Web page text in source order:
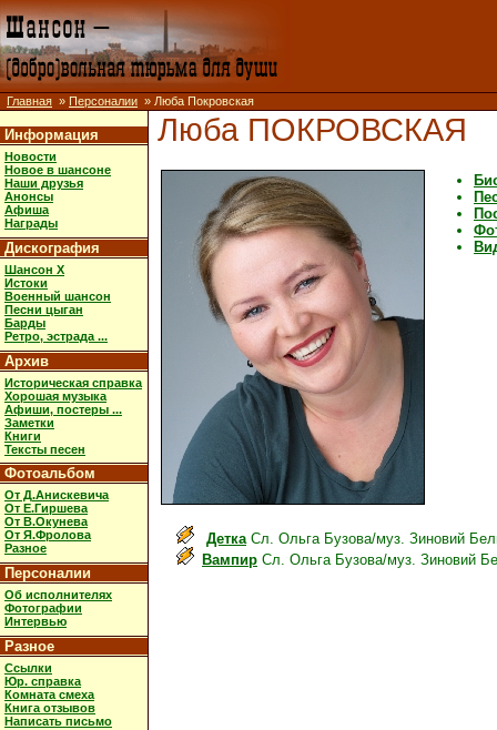
Главная » Персоналии » Люба Покровская
Информация
Новости
Новое в шансоне
Наши друзья
Анонсы
Афиша
Награды
Дискография
Шансон X
Истоки
Военный шансон
Песни цыган
Барды
Ретро, эстрада ...
Архив
Историческая справка
Хорошая музыка
Афиши, постеры ...
Заметки
Книги
Тексты песен
Фотоальбом
От Д.Анискевича
От Е.Гиршева
От В.Окунева
От Я.Фролова
Разное
Персоналии
Об исполнителях
Фотографии
Интервью
Разное
Ссылки
Юр. справка
Комната смеха
Книга отзывов
Написать письмо
Люба ПОКРОВСКАЯ
ДеткаСл. Ольга Бузова/муз. Зиновий
Вампир Сл. Ольга Бузова/муз. Зиновий